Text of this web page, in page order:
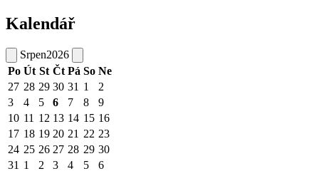
Kalendář
Srpen2026
Po Út St Čt Pá So Ne
27 28 29 30 31 1
2
3
4 5 6 7 8
9
10 11 12 13 14 15 16
17 18 19 20 21 22 23
24 25 26 27 28 29 30
31 1 2 3 4 5 6